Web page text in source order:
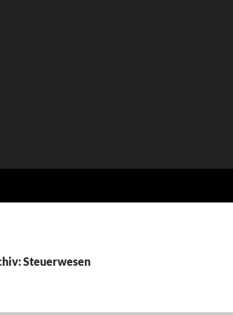
Steuerwesen